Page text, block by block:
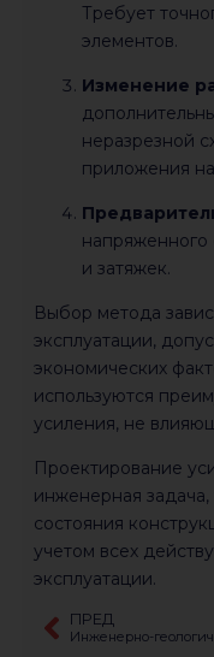
Требует
элементов.
Изменение
неразрезной
приложения
и затяжек.
Выбор метода
эксплуатации,
экономических
используются
усиления, не
Проектирование
инженерная
состояния
учетом всех
эксплуатации.
ПРЕД